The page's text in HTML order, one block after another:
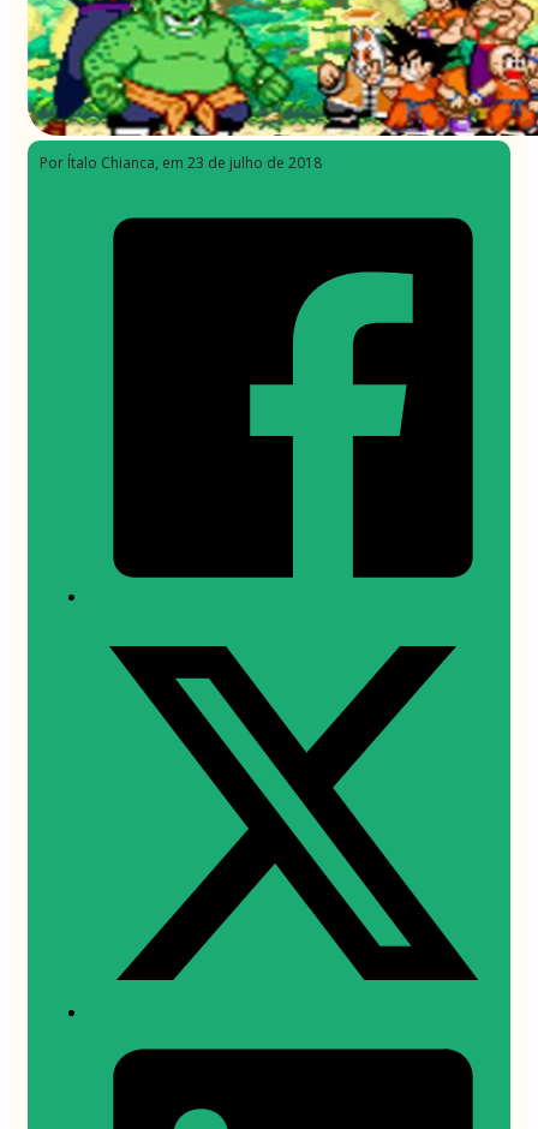
Por Ítalo Chianca, em 23 de julho de 2018